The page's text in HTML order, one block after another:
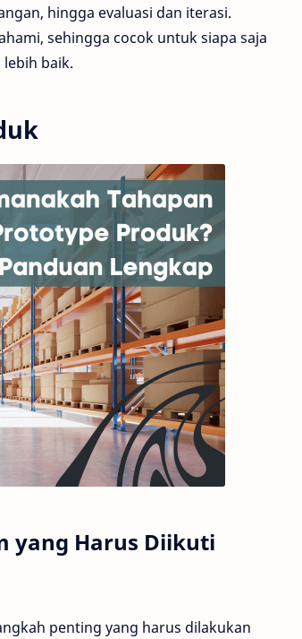
hingga evaluasi dan iterasi.
sehingga cocok untuk siapa saja
baik.
yang Harus Diikuti
penting yang harus dilakukan